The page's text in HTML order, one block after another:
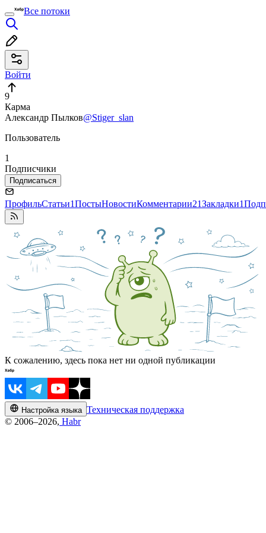
Все потоки
Войти
9
Карма
Александр Пылков@Stiger_slan
Пользователь
1
Подписчики
Подписаться
ПрофильСтатьи1ПостыНовостиКомментарии21Закладки1
К сожалению, здесь пока нет ни одной публикации
Настройка языка Техническая поддержка
© 2006–2026, Habr